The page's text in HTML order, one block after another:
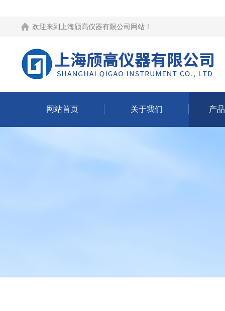
欢迎来到 上海颀高仪器有限公司网站 ！
网站首页 关于我们 产